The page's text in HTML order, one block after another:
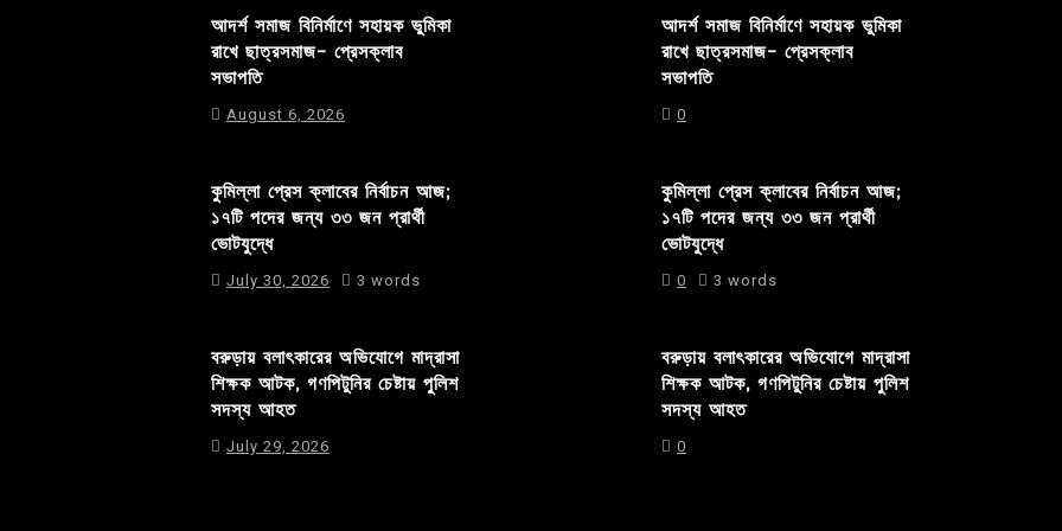
আদর্শ সমাজ বিনির্মাণে সহায়ক ভুমিকা
রাখে ছাত্রসমাজ- প্রেসক্লাব
সভাপতি
August 6, 2026
কুমিল্লা প্রেস ক্লাবের নির্বাচন আজ;
১৭টি পদের জন্য ৩৩ জন প্রার্থী
ভোটযুদ্ধে
July 30, 2026 3 words
বরুড়ায় বলাৎকারের অভিযোগে মাদ্রাসা
শিক্ষক আটক, গণপিটুনির চেষ্টায় পুলিশ
সদস্য আহত
July 29, 2026
আদর্শ সমাজ বিনির্মাণে সহায়ক ভুমিকা
রাখে ছাত্রসমাজ- প্রেসক্লাব
সভাপতি
0
কুমিল্লা প্রেস ক্লাবের নির্বাচন আজ;
১৭টি পদের জন্য ৩৩ জন প্রার্থী
ভোটযুদ্ধে
0 3 words
বরুড়ায় বলাৎকারের অভিযোগে মাদ্রাসা
শিক্ষক আটক, গণপিটুনির চেষ্টায় পুলিশ
সদস্য আহত
0